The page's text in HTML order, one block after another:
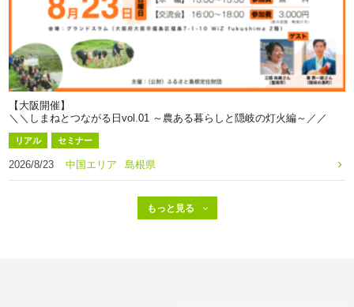
【大阪開催】
＼＼しまねとつながる日vol.01 ～農ある暮らしと隠岐の灯火編～／／
リアル セミナー
2026/8/23 中国エリア 島根県